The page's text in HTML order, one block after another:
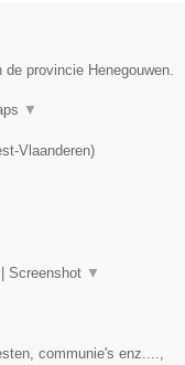
provincie Henegouwen.
▼
Vlaanderen)
Screenshot ▼
communie's enz....,